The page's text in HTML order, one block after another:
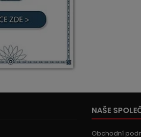
NAŠE
Obchodní